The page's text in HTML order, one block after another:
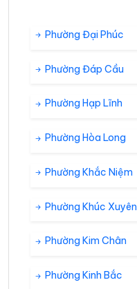
Phường Đại Phúc
Phường Đáp Cầu
Phường Hạp Lĩnh
Phường Hòa Long
Phường Khắc Niệm
Phường Khúc Xuyên
Phường Kim Chân
Phường Kinh Bắc